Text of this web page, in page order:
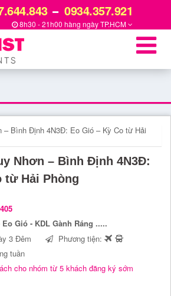
0934.357.921
8h30 - 21h00 hàng ngàyTP.HCM
Nhơn – Bình Định 4N3Đ:
từ Hải Phòng
Eo Gió - KDL Gành Ráng .....
3 Đêm
Phương tiện:
tuần
cho nhóm từ 5 khách đăng ký sớm